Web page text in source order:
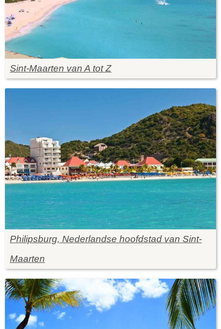
Sint-Maarten van A tot Z
Philipsburg, Nederlandse hoofdstad van Sint-
Maarten